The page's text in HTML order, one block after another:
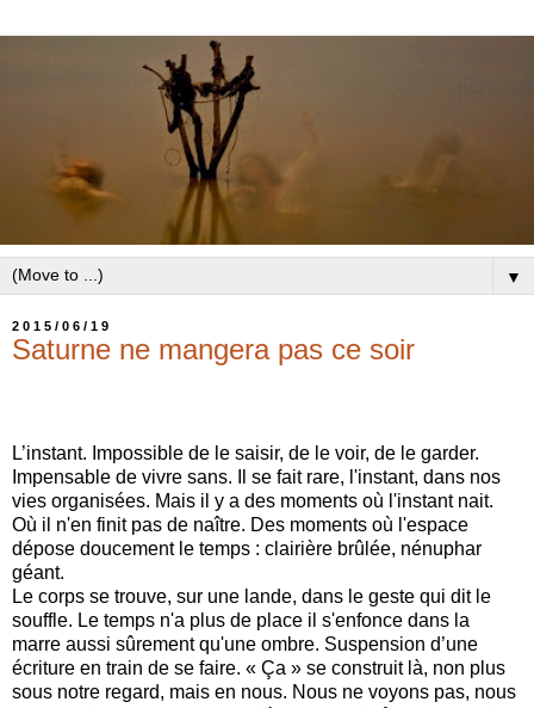
▼
2015/06/19
Saturne ne mangera pas ce soir
L’instant. Impossible de le saisir, de le voir, de le garder.
Impensable de vivre sans. Il se fait rare, l'instant, dans nos
vies organisées. Mais il y a des moments où l'instant nait.
Où il n'en finit pas de naître. Des moments où l'espace
dépose doucement le temps : clairière brûlée, nénuphar
géant.
Le corps se trouve, sur une lande, dans le geste qui dit le
souffle. Le temps n'a plus de place il s'enfonce dans la
marre aussi sûrement qu'une ombre. Suspension d’une
écriture en train de se faire. « Ça » se construit là, non plus
sous notre regard, mais en nous. Nous ne voyons pas, nous